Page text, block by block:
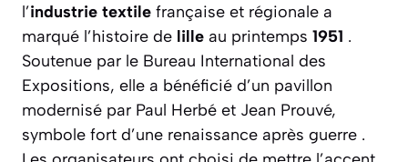
l’industrie textile française et régionale a
marqué l’histoire de lille au printemps 1951 .
Soutenue par le Bureau International des
Expositions, elle a bénéficié d’un pavillon
modernisé par Paul Herbé et Jean Prouvé,
symbole fort d’une renaissance après guerre .